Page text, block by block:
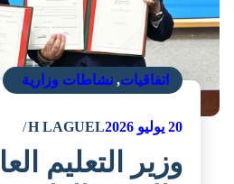
اتفاقيات,نشاطات وزارية
20يوليو 2026 H LAGUEL
وزير التعليم